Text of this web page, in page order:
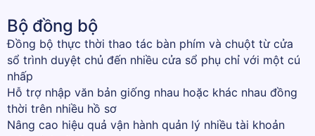
Bộ đồng bộ
Đồng bộ thực thời thao tác bàn phím và chuột từ cửa
sổ trình duyệt chủ đến nhiều cửa sổ phụ chỉ với một cú
nhấp
Hỗ trợ nhập văn bản giống nhau hoặc khác nhau đồng
thời trên nhiều hồ sơ
Nâng cao hiệu quả vận hành quản lý nhiều tài khoản